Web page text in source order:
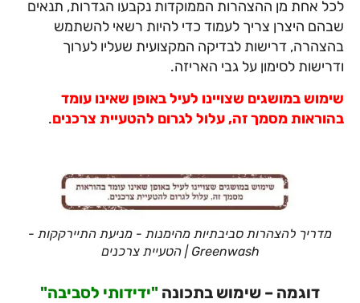
לכל אחת מן ההצהרות הממוקדות נקבעו הגדרות, תנאים
שבהם היצרן צריך לעמוד כדי להיות רשאי להשתמש
בהצהרה, דרישות לבדיקה המקצועית שעליו לערוך
ודרישות לסימון על גבי האריזה.
שימוש במושגים שצויינו לעיל באופן שאינו עומד
בהוראותמסמך זה, עלול לגרום להטעיית צרכנים.
מדריך להצהרות סביבתיות מהימנות - מניעת התיירקקות -
Greenwash | הטעיית צרכנים
דוגמה – שימוש בתכונה "ידידותי לסביבה"